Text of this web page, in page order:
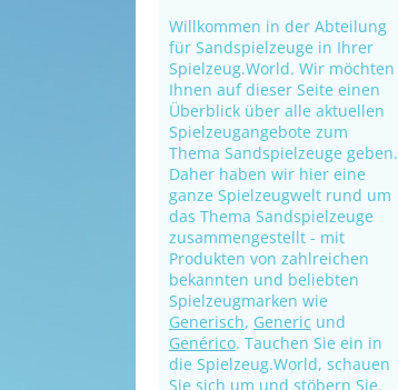
Willkommen in der Abteilung
für Sandspielzeuge in Ihrer
Spielzeug.World. Wir möchten
Ihnen auf dieser Seite einen
Überblick über alle aktuellen
Spielzeugangebote zum
Thema Sandspielzeuge geben.
Daher haben wir hier eine
ganze Spielzeugwelt rund um
das Thema Sandspielzeuge
zusammengestellt - mit
Produkten von zahlreichen
bekannten und beliebten
Spielzeugmarken wie
Generisch, Generic und
Genérico. Tauchen Sie ein in
die Spielzeug.World, schauen
Sie sich um und stöbern Sie.